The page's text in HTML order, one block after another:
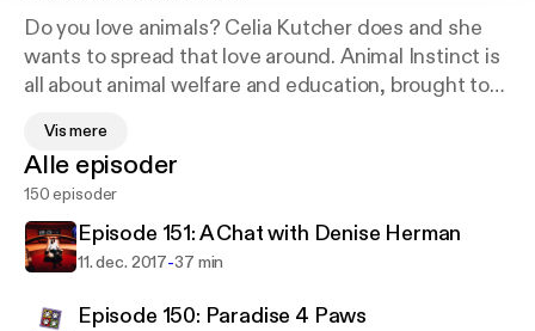
Do you love animals? Celia Kutcher does and she
wants to spread that love around. Animal Instinct is
all about animal welfare and education, brought to
Celia interviews a different animal expert from
subjects ranging from cruelty-free fashion to
helping endangered wildlife species. Her show
covers it all. Animal Instinct is about helping animals
through a better understanding of them and how
Vis mere
Alle episoder
150 episoder
Episode 151: A Chat with Denise Herman
11. dec. 2017-37 min
Episode 150: Paradise 4 Paws